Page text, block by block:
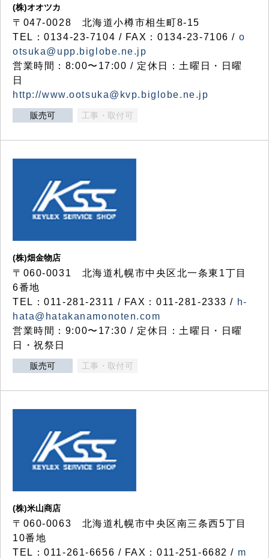
(株)オオツカ
〒047-0028 北海道小樽市相生町8-15
TEL：0134-23-7104 / FAX：0134-23-7106 / o
otsuka@upp.biglobe.ne.jp
営業時間：8:00〜17:00 / 定休日：土曜日・日曜
日
http://www.ootsuka@kvp.biglobe.ne.jp
販売可 工事・取付可
(株)畑金物店
〒060-0031 北海道札幌市中央区北一条東1丁目
6番地
TEL：011-281-2311 / FAX：011-281-2333 / h-
hata@hatakanamonoten.com
営業時間：9:00〜17:30 / 定休日：土曜日・日曜
日・祝祭日
販売可 工事・取付可
(株)米山商店
〒060-0063 北海道札幌市中央区南三条西5丁目
10番地
TEL：011-261-6656 / FAX：011-251-6682 / m